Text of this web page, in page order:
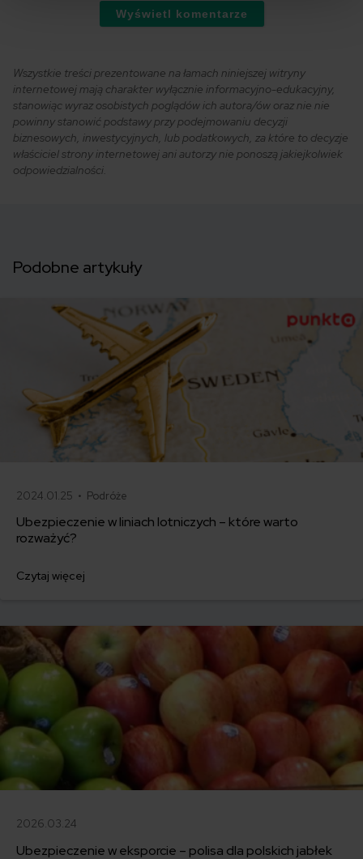
Wyświetl komentarze
Wszystkie treści prezentowane na łamach niniejszej witryny
internetowej mają charakter wyłącznie informacyjno-edukacyjny,
stanowiąc wyraz osobistych poglądów ich autora/ów oraz nie nie
powinny stanowić podstawy przy podejmowaniu decyzji
biznesowych, inwestycyjnych, lub podatkowych, za które to decyzje
właściciel strony internetowej ani autorzy nie ponoszą jakiejkolwiek
odpowiedzialności.
Podobne artykuły
2024.01.25 • Podróże
Ubezpieczenie w liniach lotniczych – które warto
rozważyć?
Czytaj więcej
2026.03.24
Ubezpieczenie w eksporcie – polisa dla polskich jabłek